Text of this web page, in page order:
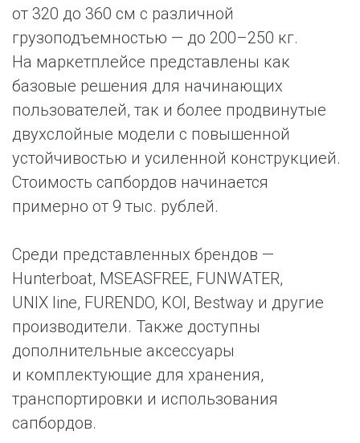
от 320 до 360 см с различной
грузоподъемностью — до 200–250 кг.
На маркетплейсе представлены как
базовые решения для начинающих
пользователей, так и более продвинутые
двухслойные модели с повышенной
устойчивостью и усиленной конструкцией.
Стоимость сапбордов начинается
примерно от 9 тыс. рублей.
Среди представленных брендов —
Hunterboat, MSEASFREE, FUNWATER,
UNIX line, FURENDO, KOI, Bestway и другие
производители. Также доступны
дополнительные аксессуары
и комплектующие для хранения,
транспортировки и использования
сапбордов.